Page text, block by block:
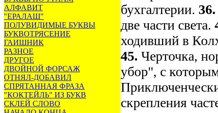
АЛФАВИТ
"ЕРАЛАШ"
ПОЛУВИДИМЫЕ БУКВЫ
БУКВОТРЯСЕНИЕ
ГАИШНИК
РАЗНОЕ
ДРУГОЕ
ДВОЙНОЙ ФОРСАЖ
ОТНЯЛ-ДОБАВИЛ
СПРЯТАННАЯ ФРАЗА
"КОКТЕЙЛЬ" ИЗ БУКВ
СКЛЕЙ СЛОВО
бухгалтерии.
две части света.
ходивший в
45. Черточка,
убор", с
скрепления